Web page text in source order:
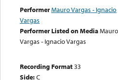
PerformerMauro Vargas - Ignacio
Vargas
Performer Listed on MediaMauro
Vargas - Ignacio Vargas
Recording Format33
Side:C